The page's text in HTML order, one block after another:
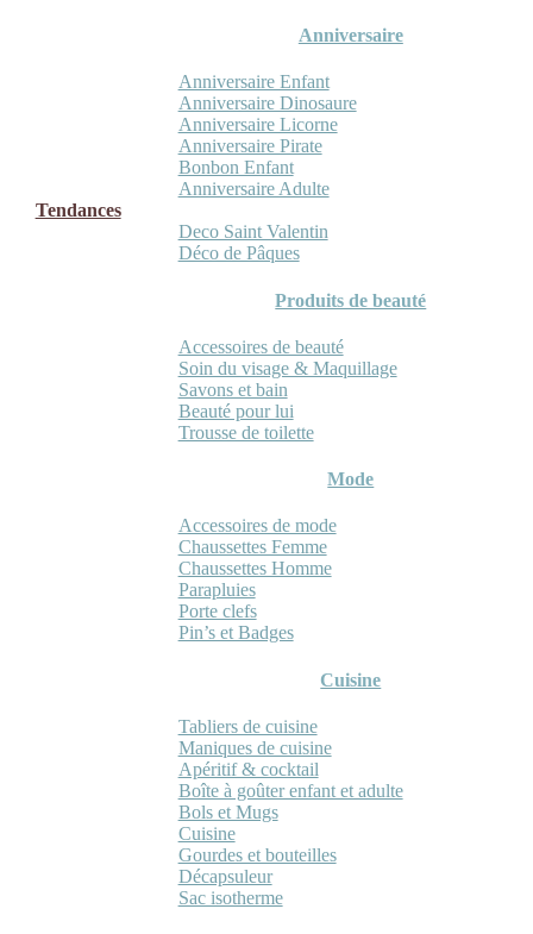
Anniversaire
Anniversaire Enfant
Anniversaire Dinosaure
Anniversaire Licorne
Anniversaire Pirate
Bonbon Enfant
Anniversaire Adulte
Tendances
Deco Saint Valentin
Déco de Pâques
Produits de beauté
Accessoires de beauté
Soin du visage & Maquillage
Savons et bain
Beauté pour lui
Trousse de toilette
Mode
Accessoires de mode
Chaussettes Femme
Chaussettes Homme
Parapluies
Porte clefs
Pin’s et Badges
Cuisine
Tabliers de cuisine
Maniques de cuisine
Apéritif & cocktail
Boîte à goûter enfant et adulte
Bols et Mugs
Cuisine
Gourdes et bouteilles
Décapsuleur
Sac isotherme